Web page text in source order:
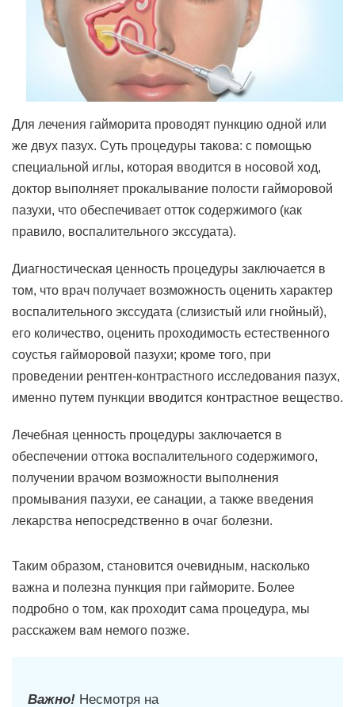
Для лечения гайморита проводят пункцию одной или
же двух пазух. Суть процедуры такова: с помощью
специальной иглы, которая вводится в носовой ход,
доктор выполняет прокалывание полости гайморовой
пазухи, что обеспечивает отток содержимого (как
правило, воспалительного экссудата).
Диагностическая ценность процедуры заключается в
том, что врач получает возможность оценить характер
воспалительного экссудата (слизистый или гнойный),
его количество, оценить проходимость естественного
соустья гайморовой пазухи; кроме того, при
проведении рентген-контрастного исследования пазух,
именно путем пункции вводится контрастное вещество.
Лечебная ценность процедуры заключается в
обеспечении оттока воспалительного содержимого,
получении врачом возможности выполнения
промывания пазухи, ее санации, а также введения
лекарства непосредственно в очаг болезни.
Таким образом, становится очевидным, насколько
важна и полезна пункция при гайморите. Более
подробно о том, как проходит сама процедура, мы
расскажем вам немого позже.
Важно! Несмотря на